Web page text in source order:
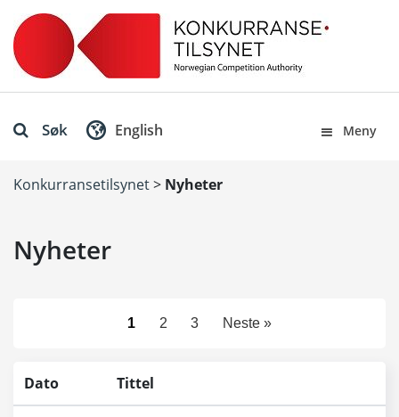
Søk Meny
English
Konkurransetilsynet> Nyheter
Nyheter
1 2 3 Neste »
Dato Tittel